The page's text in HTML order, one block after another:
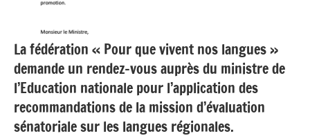
La fédération « Pour que vivent nos langues »
demande un rendez-vous auprès du ministre de
l’Education nationale pour l’application des
recommandations de la mission d’évaluation
sénatoriale sur les langues régionales.